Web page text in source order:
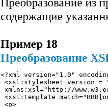
содержащие
Пример 18
Преобразование
<?xml version="1.0"
<xsl:stylesheet version =
xmlns:xsl="http://
<xsl:template
<p>